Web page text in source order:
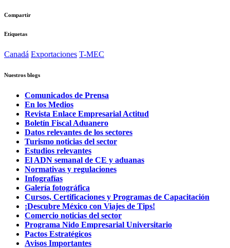
Compartir
Etiquetas
Canadá Exportaciones T-MEC
Nuestros blogs
Comunicados de Prensa
En los Medios
Revista Enlace Empresarial Actitud
Boletín Fiscal Aduanero
Datos relevantes de los sectores
Turismo noticias del sector
Estudios relevantes
El ADN semanal de CE y aduanas
Normativas y regulaciones
Infografías
Galería fotográfica
Cursos, Certificaciones y Programas de Capacitación
¡Descubre México con Viajes de Tips!
Comercio noticias del sector
Programa Nido Empresarial Universitario
Pactos Estratégicos
Avisos Importantes